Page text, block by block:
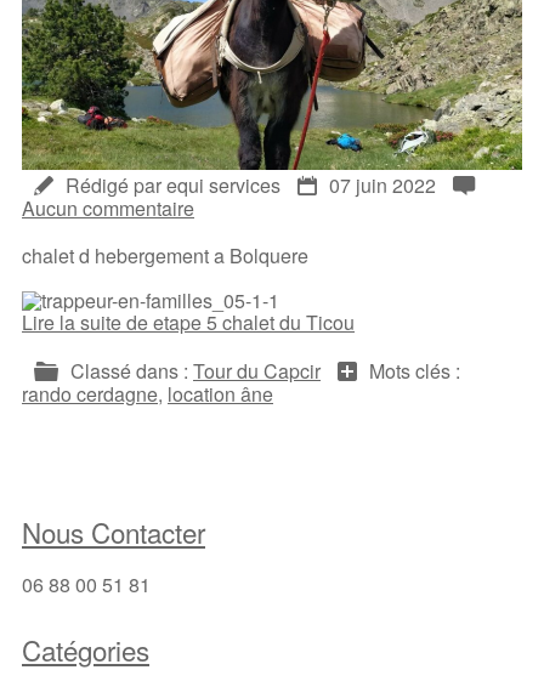
Rédigé par equi services
07 juin 2022
Aucun commentaire
chalet d hebergement a Bolquere
Lire la suite de etape 5 chalet du Ticou
Classé dans : Tour du Capcir
Mots clés :
rando cerdagne, location âne
Nous Contacter
06 88 00 51 81
Catégories